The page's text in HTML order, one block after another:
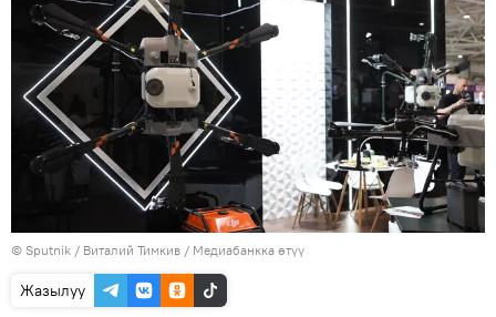
© Sputnik / Виталий Тимкив / Медиабанкка өтүү
Жазылуу